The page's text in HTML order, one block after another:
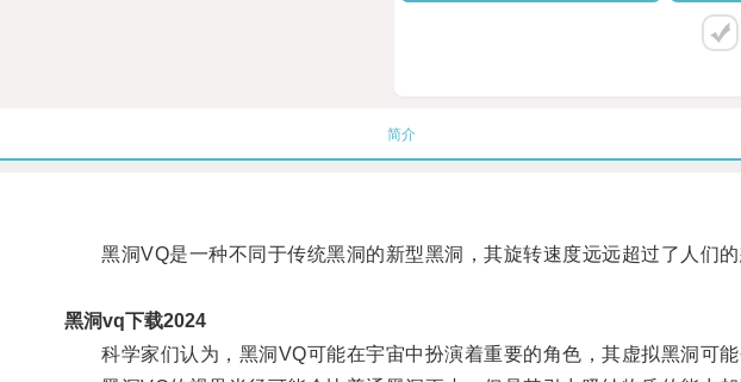
简介
黑洞VQ是一种不同于传统黑洞的新型黑洞，其旋转速度远远超过了人们的
黑洞vq下载2024
科学家们认为，黑洞VQ可能在宇宙中扮演着重要的角色，其虚拟黑洞可能